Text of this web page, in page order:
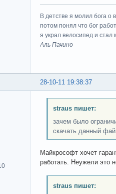
В детстве я молил бога о
потом понял что бог
я украл велосипед и стал
Аль Пачино
28-10-11 19:38:37
straus пишет:
зачем было
скачать данный
Майкрософт хочет
работать. Неужели это
straus пишет: